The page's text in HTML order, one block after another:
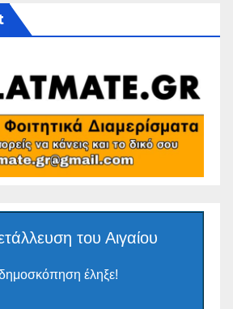
του Αιγαίου
έληξε!